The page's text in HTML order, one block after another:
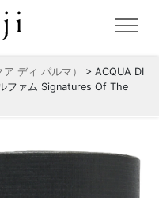
ディ パルマ）
> ACQUA DI
ファム Signatures Of The